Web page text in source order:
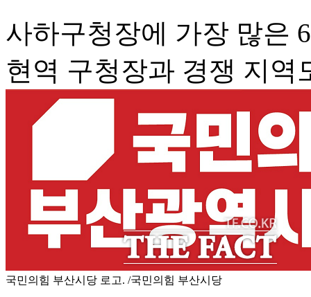
사하구청장에 가장 많은
현역 구청장과 경쟁 지역
국민의힘 부산시당 로고. /국민의힘 부산시당